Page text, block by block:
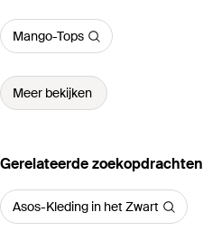
Mango-Tops
Meer bekijken
Gerelateerde zoekopdrachten
Asos-Kleding in het Zwart